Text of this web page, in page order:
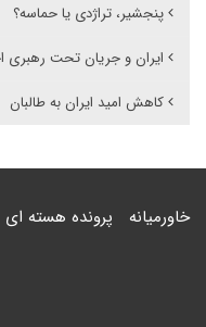
پنجشیر، تراژدی یا حماسه؟
ایران و جریان تحت رهبری
کاهش امید ایران به طالبان
خاورمیانه پرونده هسته ای